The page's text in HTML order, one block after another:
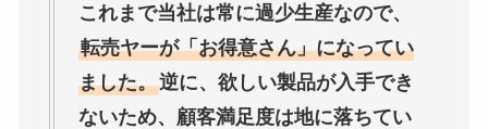
これまで当社は常に過少生産なので、
転売ヤーが「お得意さん」になってい
ました。逆に、欲しい製品が入手でき
ないため、顧客満足度は地に落ちてい